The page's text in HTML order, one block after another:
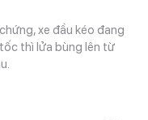
xe đầu kéo đang
thì lửa bùng lên từ